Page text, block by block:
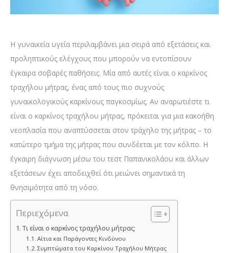
Η γυναικεία υγεία περιλαμβάνει μια σειρά από εξετάσεις και
προληπτικούς ελέγχους που μπορούν να εντοπίσουν
έγκαιρα σοβαρές παθήσεις. Μία από αυτές είναι ο καρκίνος
τραχήλου μήτρας, ένας από τους πιο συχνούς
γυναικολογικούς καρκίνους παγκοσμίως. Αν αναρωτιέστε τι
είναι ο καρκίνος τραχήλου μήτρας, πρόκειται για μια κακοήθη
νεοπλασία που αναπτύσσεται στον τράχηλο της μήτρας – το
κατώτερο τμήμα της μήτρας που συνδέεται με τον κόλπο. Η
έγκαιρη διάγνωση μέσω του τεστ Παπανικολάου και άλλων
εξετάσεων έχει αποδειχθεί ότι μειώνει σημαντικά τη
θνησιμότητα από τη νόσο.
Περιεχόμενα
Τι είναι ο καρκίνος τραχήλου μήτρας;
Αίτια και Παράγοντες Κινδύνου
Συμπτώματα του Καρκίνου Τραχήλου Μήτρας